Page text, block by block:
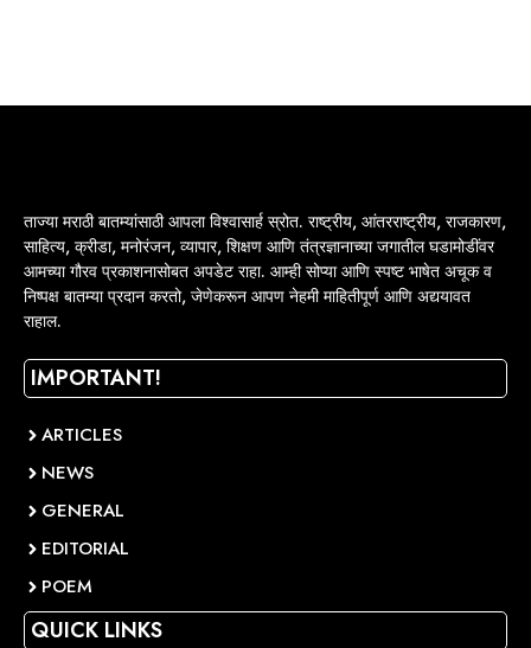
ताज्या मराठी बातम्यांसाठी आपला विश्वासार्ह स्रोत. राष्ट्रीय, आंतरराष्ट्रीय, राजकारण,
साहित्य, क्रीडा, मनोरंजन, व्यापार, शिक्षण आणि तंत्रज्ञानाच्या जगातील घडामोडींवर
आमच्या गौरव प्रकाशनासोबत अपडेट राहा. आम्ही सोप्या आणि स्पष्ट भाषेत अचूक व
निष्पक्ष बातम्या प्रदान करतो, जेणेकरून आपण नेहमी माहितीपूर्ण आणि अद्ययावत
राहाल.
IMPORTANT!
ARTICLES
NEWS
GENERAL
EDITORIAL
POEM
QUICK LINKS